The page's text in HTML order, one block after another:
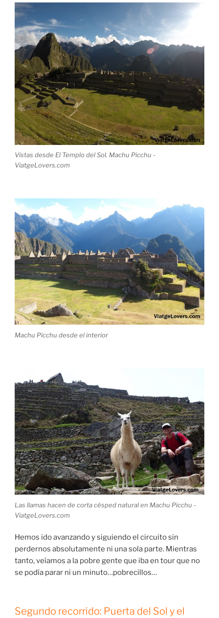
Vistas desde El Templo del Sol. Machu Picchu -
ViatgeLovers.com
Machu Picchu desde el interior
Las llamas hacen de corta césped natural en Machu Picchu -
ViatgeLovers.com
Hemos ido avanzando y siguiendo el circuito sin
perdernos absolutamente ni una sola parte. Mientras
tanto, veíamos a la pobre gente que iba en tour que no
se podía parar ni un minuto…pobrecillos…
Segundo recorrido: Puerta del Sol y el